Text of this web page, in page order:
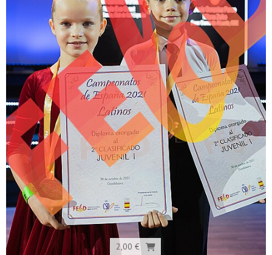
2,00 €